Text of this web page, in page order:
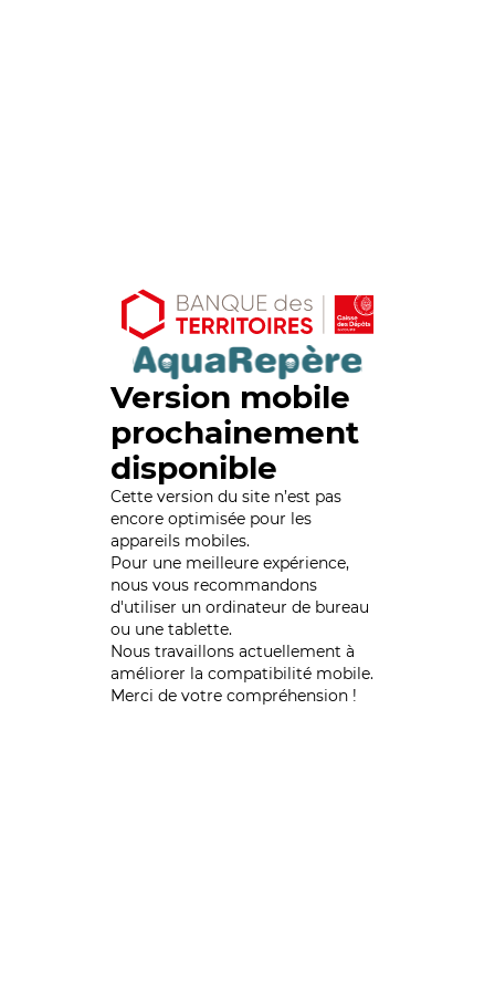
Version mobile
prochainement
disponible
Cette version du site n’est pas
encore optimisée pour les
appareils mobiles.
Pour une meilleure expérience,
nous vous recommandons
d'utiliser un ordinateur de bureau
ou une tablette.
Nous travaillons actuellement à
améliorer la compatibilité mobile.
Merci de votre compréhension !